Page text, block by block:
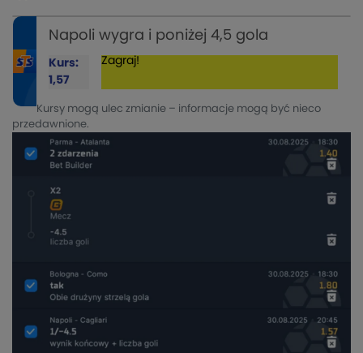
Napoli wygra i poniżej 4,5 gola
Kurs:
1,57
Zagraj!
Kursy mogą ulec zmianie – informacje mogą być nieco
przedawnione.